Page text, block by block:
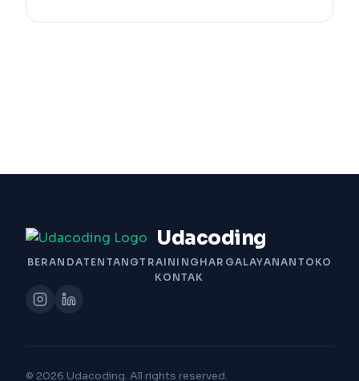
Udacoding
BERANDATENTANGTRAININGHARGALAYANAN TOKO
KONTAK
© 2026 Udacoding. All rights reserved.